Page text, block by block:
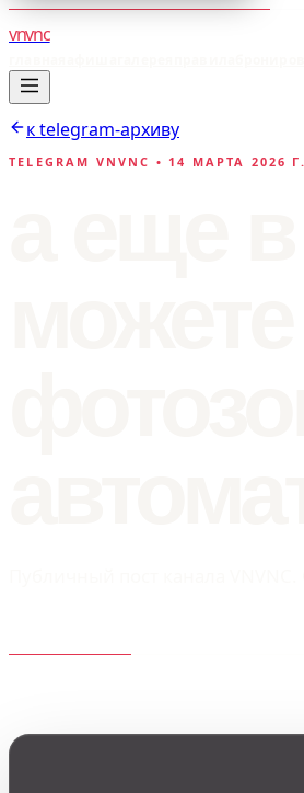
vnvnc
к telegram-архиву
TELEGRAM VNVNC • 14 МАРТА 2026 Г.